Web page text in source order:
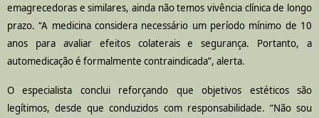
emagrecedoras e similares, ainda não temos vivência clínica de longo
prazo. “A medicina considera necessário um período mínimo de 10
anos para avaliar efeitos colaterais e segurança. Portanto, a
automedicação é formalmente contraindicada”, alerta.
O especialista conclui reforçando que objetivos estéticos são
legítimos, desde que conduzidos com responsabilidade. “Não sou